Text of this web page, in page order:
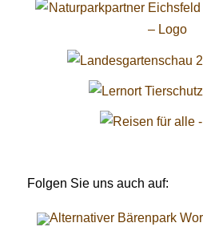
Folgen Sie uns auch auf: